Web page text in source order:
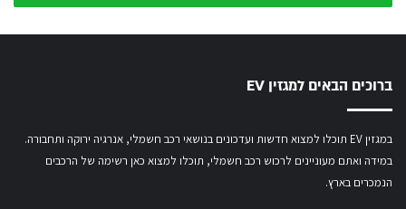
/
כ
ב
ת
ה
ברוכים הבאים למגזין EV
במגזין EV תוכלו למצוא חדשות ועדכונים בנושאי רכב חשמלי, אנרגיה ירוקה ותחבורה.
במידה ואתם מעוניינים לרכוש רכב חשמלי, תוכלו למצוא כאן רשימה של הרכבים
הנמכרים בארץ.